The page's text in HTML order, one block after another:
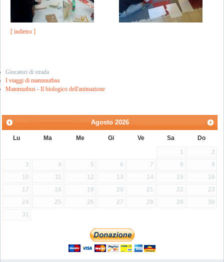
[ indietro ]
Giocatori di strada
I viaggi di mammutbus
Mammutbus - Il biologico dell'animazione
Agosto 2026
Lu Ma Me Gi Ve Sa Do
1
2
3
4 5 6 7 8
9
10
11 12 13 14 15
16
17
18 19 20 21 22
23
24
25 26 27 28 29
30
31